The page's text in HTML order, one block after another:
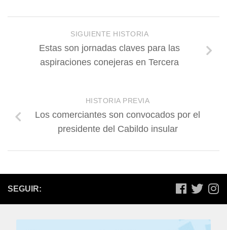
SIGUIENTE HISTORIA
Estas son jornadas claves para las
aspiraciones conejeras en Tercera
HISTORIA PREVIA
Los comerciantes son convocados por el
presidente del Cabildo insular
SEGUIR: